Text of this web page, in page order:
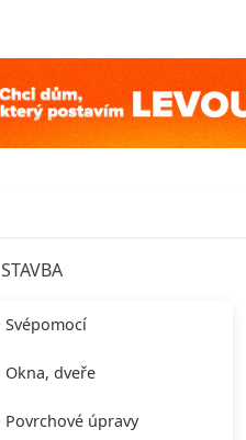
STAVBA
Svépomocí
Okna, dveře
Povrchové úpravy